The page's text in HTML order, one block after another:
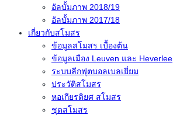
อัลบั้มภาพ 2018/19
อัลบั้มภาพ 2017/18
เกี่ยวกับสโมสร
ข้อมูลสโมสร เบื้องต้น
ข้อมูลเมือง Leuven และ Heverlee
ระบบลีกฟุตบอลเบลเยี่ยม
ประวัติสโมสร
หอเกียรติยศ สโมสร
ชุดสโมสร